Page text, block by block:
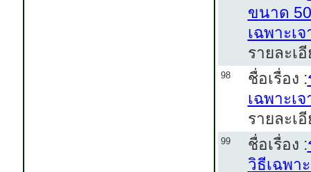
ขนาด
เฉพาะเจ
รายละเ
98 ชื่อเรื่อง :
เฉพาะเจ
รายละเ
99 ชื่อเรื่อง :
วิธีเฉพา